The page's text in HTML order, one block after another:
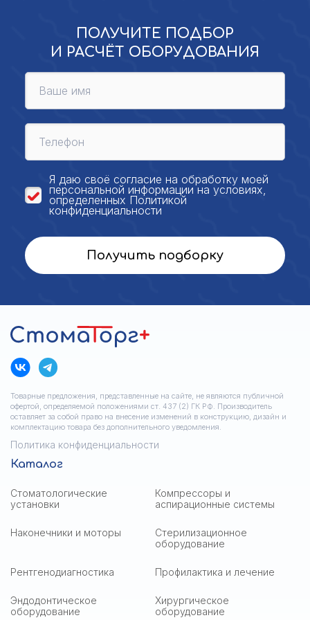
ПОЛУЧИТЕ ПОДБОР
И РАСЧЁТ ОБОРУДОВАНИЯ
Я даю своё согласие на обработку моей
персональной информации на условиях,
определенных Политикой
конфиденциальности
Получить подборку
Товарные предложения, представленные на сайте, не являются публичной
офертой, определяемой положениями ст. 437 (2) ГК РФ. Производитель
оставляет за собой право на внесение изменений в конструкцию, дизайн и
комплектацию товара без дополнительного уведомления.
Политика конфиденциальности
Каталог
Стоматологические
установки
Компрессоры и
аспирационные системы
Наконечники и моторы
Стерилизационное
оборудование
Рентгенодиагностика Профилактика и лечение
Эндодонтическое
оборудование
Хирургическое
оборудование